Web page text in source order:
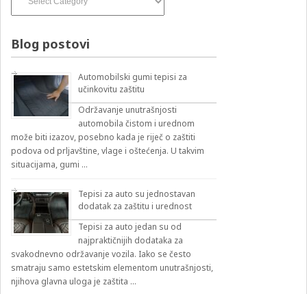
pesama
Blog postovi
Automobilski gumi tepisi za
učinkovitu zaštitu
Održavanje unutrašnjosti
automobila čistom i urednom
može biti izazov, posebno kada je riječ o zaštiti
podova od prljavštine, vlage i oštećenja. U takvim
situacijama, gumi …
Tepisi za auto su jednostavan
dodatak za zaštitu i urednost
Tepisi za auto jedan su od
najpraktičnijih dodataka za
svakodnevno održavanje vozila. Iako se često
smatraju samo estetskim elementom unutrašnjosti,
njihova glavna uloga je zaštita …